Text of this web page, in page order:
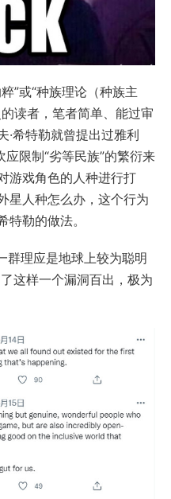
”或“种族理论（种族主
读者，笔者简单、能过审
·希特勒就曾提出过雅利
限制“劣等民族”的繁衍来
游戏角色的人种进行打
星人种怎么办，这个行为
勒的做法。
群理应是地球上较为聪明
这样一个漏洞百出，极为